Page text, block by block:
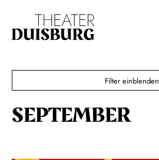
Zur Hauptnavigation springen
Zum Footer springen
Filter einblenden
SEPTEMBER